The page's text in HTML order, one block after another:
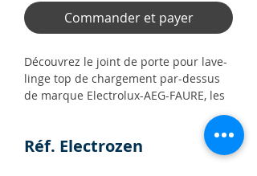
Commander et payer
Découvrez le joint de porte pour lave-
linge top de chargement par-dessus
de marque Electrolux-AEG-FAURE, les
références 4071425344 et 4071388005,
disponible sur ElectroZen. Fabriqué
pour assurer l'étanchéité de la porte
Réf. Electrozen